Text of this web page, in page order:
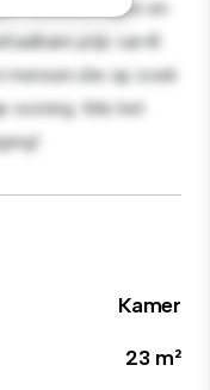
voorzieningen en
prijs van €
die op zoek
woning. Mis het
Kamer
23 m²